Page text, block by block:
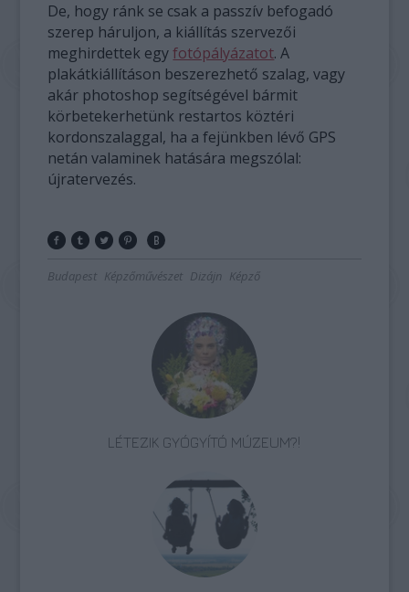
De, hogy ránk se csak a passzív befogadó
szerep háruljon, a kiállítás szervezői
meghirdettek egyfotópályázatot. A
plakátkiállításon beszerezhető szalag, vagy
akár photoshop segítségével bármit
körbetekerhetünk restartos köztéri
kordonszalaggal, ha a fejünkben lévő GPS
netán valaminek hatására megszólal:
újratervezés.
Budapest Képzőművészet Dizájn Képző
LÉTEZIK GYÓGYÍTÓ MÚZEUM?!